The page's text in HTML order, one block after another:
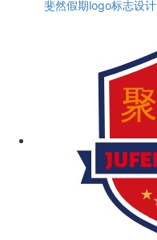
斐然假期logo标志设计